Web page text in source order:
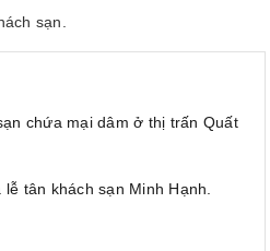
sạn.
tân khách sạn Minh Hạnh.